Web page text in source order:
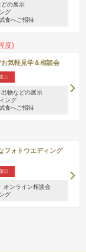
の展示
グ
食へご招待
度)
お気軽見学＆相談会
△
物などの展示
ング
食へご招待
フォトウエディング
◎
オンライン相談会
グ